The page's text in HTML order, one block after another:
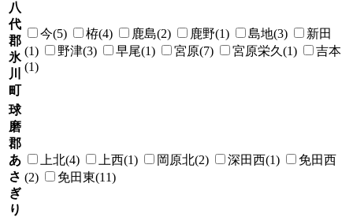
八
代
郡
氷
川
町
今(5) 栫(4) 鹿島(2) 鹿野(1) 島地(3)
新田
(1)
野津(3) 早尾(1) 宮原(7) 宮原栄久(1)
吉本
(1)
球
磨
郡
あ
さ
ぎ
り
上北(4) 上西(1) 岡原北(2) 深田西(1)
免田西
(2)
免田東(11)